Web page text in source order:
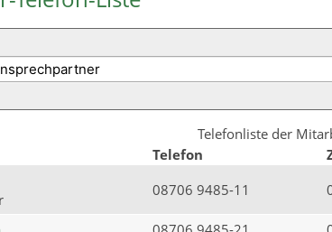
Telefonliste der
Telefon
08706 9485-11